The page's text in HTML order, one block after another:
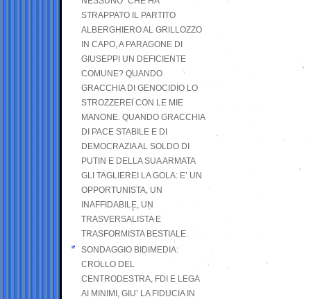
STRAPPATO IL PARTITO
ALBERGHIERO AL GRILLOZZO
IN CAPO, A PARAGONE DI
GIUSEPPI UN DEFICIENTE
COMUNE? QUANDO
GRACCHIA DI GENOCIDIO LO
STROZZEREI CON LE MIE
MANONE. QUANDO GRACCHIA
DI PACE STABILE E DI
DEMOCRAZIA AL SOLDO DI
PUTIN E DELLA SUA ARMATA
GLI TAGLIEREI LA GOLA: E’ UN
OPPORTUNISTA, UN
INAFFIDABILE, UN
TRASVERSALISTA E
TRASFORMISTA BESTIALE.
SONDAGGIO BIDIMEDIA:
CROLLO DEL
CENTRODESTRA, FDI E LEGA
AI MINIMI, GIU’ LA FIDUCIA IN